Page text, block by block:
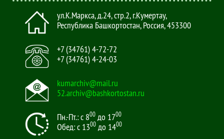
ул.К.Маркса, д.24, стр.2,г.Кумертау,
Республика Башкортостан, Россия,453300
+7 (34761) 4-72-72
+7 (34761) 4-24-03
kumarchiv@mail.ru
52.archiv@bashkortostan.ru
Пн.-Пт.: с 800 до 1700
Обед: с 1300 до 1400